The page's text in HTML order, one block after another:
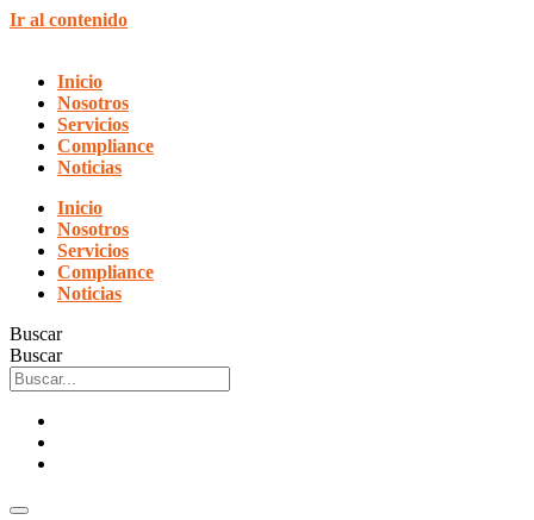
Ir al contenido
Inicio
Nosotros
Servicios
Compliance
Noticias
Inicio
Nosotros
Servicios
Compliance
Noticias
Buscar
Buscar